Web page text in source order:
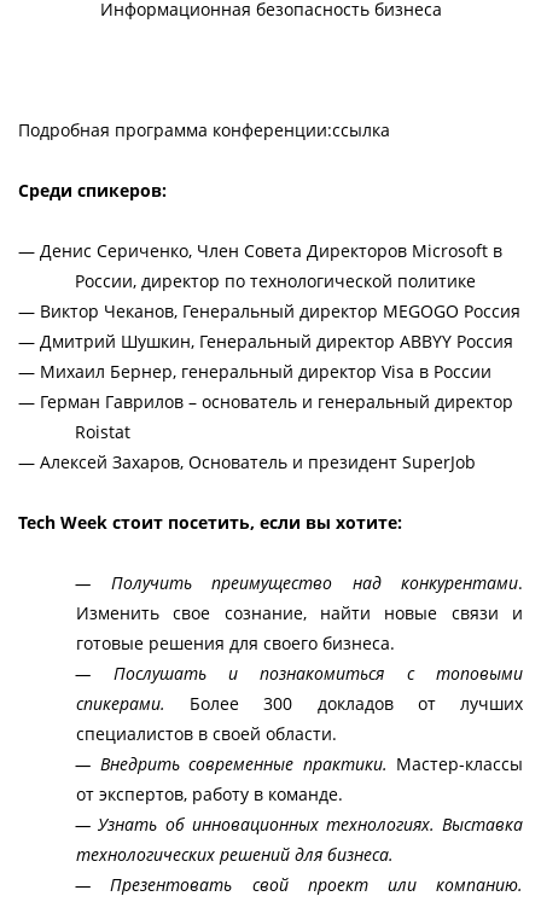
Информационная безопасность бизнеса
Подробная программа конференции:ссылка
Среди спикеров:
— Денис Сериченко, Член Совета Директоров Microsoft в
России, директор по технологической политике
— Виктор Чеканов, Генеральный директор MEGOGO Россия
— Дмитрий Шушкин, Генеральный директор ABBYY Россия
— Михаил Бернер, генеральный директор Visa в России
— Герман Гаврилов – основатель и генеральный директор
Roistat
— Алексей Захаров, Основатель и президент SuperJob
Tech Week стоит посетить, если вы хотите:
— Получить преимущество над конкурентами.
Изменить свое сознание, найти новые связи и
готовые решения для своего бизнеса.
— Послушать и познакомиться с топовыми
спикерами.
Более 300 докладов от лучших
специалистов в своей области.
— Внедрить современные практики. Мастер-классы
от экспертов, работу в команде.
— Узнать об инновационных технологиях. Выставка
технологических решений для бизнеса.
— Презентовать свой проект или компанию.